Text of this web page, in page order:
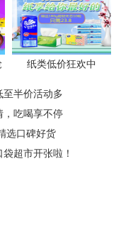
纸类低价狂欢中
至半价活动多
，吃喝享不停
选口碑好货
超市开张啦！